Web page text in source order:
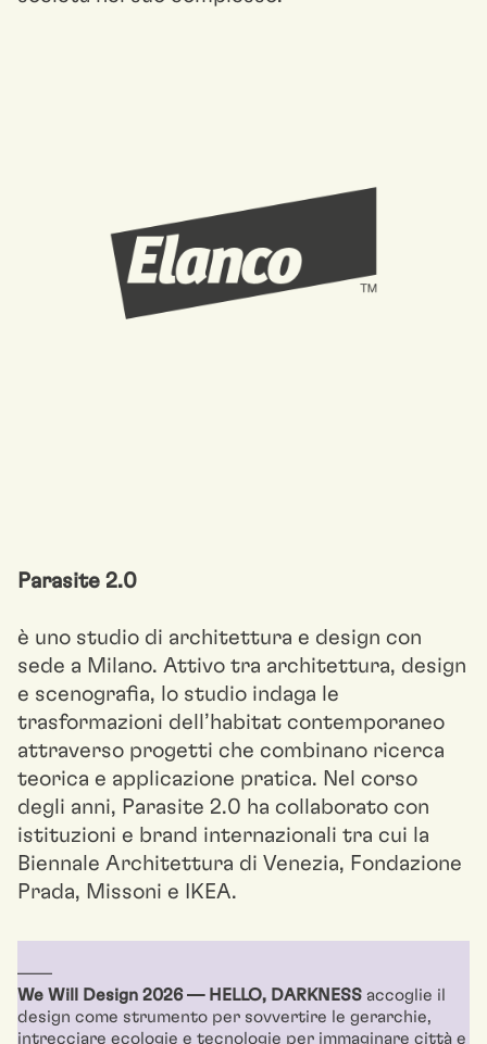
Parasite 2.0
è uno studio di architettura e design con
sede a Milano. Attivo tra architettura, design
e scenografia, lo studio indaga le
trasformazioni dell’habitat contemporaneo
attraverso progetti che combinano ricerca
teorica e applicazione pratica. Nel corso
degli anni, Parasite 2.0 ha collaborato con
istituzioni e brand internazionali tra cui la
Biennale Architettura di Venezia, Fondazione
Prada, Missoni e IKEA.
––––
We Will Design 2026 — HELLO, DARKNESS accoglie il
design come strumento per sovvertire le gerarchie,
intrecciare ecologie e tecnologie per immaginare città e